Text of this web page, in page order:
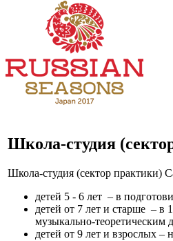
Школа-студия
Школа-студия (сектор практики)
детей 5 - 6 лет – в
детей от 7 лет и старше – в
музыкально-теоретическим
детей от 9 лет и взрослых –